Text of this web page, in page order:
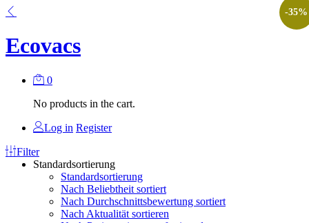
Ecovacs
0
No products in the cart.
Log in Register
Filter
Standardsortierung
Standardsortierung
Nach Beliebtheit sortiert
Nach Durchschnittsbewertung sortiert
Nach Aktualität sortieren
-35%